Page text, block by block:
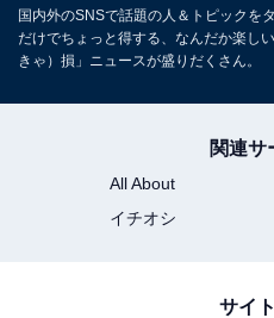
国内外のSNSで話題の人＆トピックを
だけでちょっと得する、なんだか楽し
きゃ）損」ニュースが盛りだくさん。
関連サ
All About
イチオシ
サイ